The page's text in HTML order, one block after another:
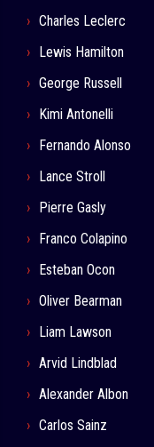
Charles Leclerc
Lewis Hamilton
George Russell
Kimi Antonelli
Fernando Alonso
Lance Stroll
Pierre Gasly
Franco Colapino
Esteban Ocon
Oliver Bearman
Liam Lawson
Arvid Lindblad
Alexander Albon
Carlos Sainz